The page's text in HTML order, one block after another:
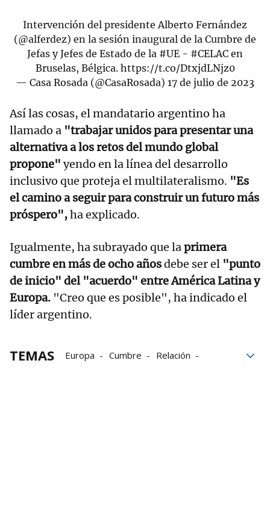
Intervención del presidente Alberto Fernández
(@alferdez) en la sesión inaugural de la Cumbre de
Jefas y Jefes de Estado de la #UE - #CELAC en
Bruselas, Bélgica. https://t.co/DtxjdLNjz0
— Casa Rosada (@CasaRosada) 17 de julio de 2023
Así las cosas, el mandatario argentino ha
llamado a "trabajar unidos para presentar una
alternativa a los retos del mundo global
propone" yendo en la línea del desarrollo
inclusivo que proteja el multilateralismo. "Es
el camino a seguir para construir un futuro más
próspero",ha explicado.
Igualmente, ha subrayado que laprimera
cumbre en más de ocho añosdebe ser el "punto
de inicio" del "acuerdo" entre América Latina y
Europa. "Creo que es posible", ha indicado el
líder argentino.
TEMAS Europa Cumbre
Relación